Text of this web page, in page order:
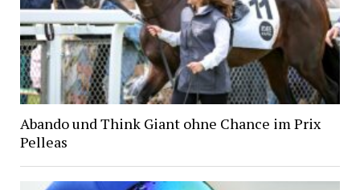
Abando und Think Giant ohne Chance im Prix
Pelleas